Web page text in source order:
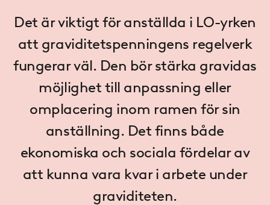
Det är viktigt för anställda i LO-yrken
att graviditetspenningens regelverk
fungerar väl. Den bör stärka gravidas
möjlighet till anpassning eller
omplacering inom ramen för sin
anställning. Det finns både
ekonomiska och sociala fördelar av
att kunna vara kvar i arbete under
graviditeten.